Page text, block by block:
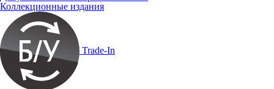
Коллекционные издания
Trade-In